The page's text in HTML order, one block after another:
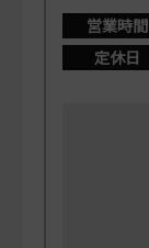
営業時間
定休日